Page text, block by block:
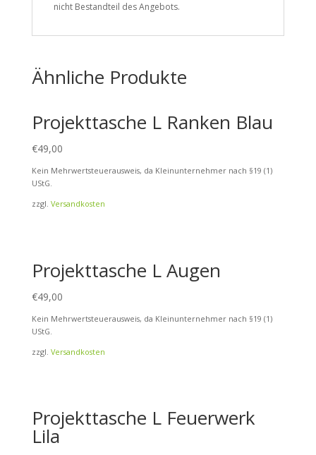
nicht Bestandteil des Angebots.
Ähnliche Produkte
Projekttasche L Ranken Blau
€49,00
Kein Mehrwertsteuerausweis, da Kleinunternehmer nach §19 (1)
UStG.
zzgl. Versandkosten
Projekttasche L Augen
€49,00
Kein Mehrwertsteuerausweis, da Kleinunternehmer nach §19 (1)
UStG.
zzgl. Versandkosten
Projekttasche L Feuerwerk
Lila